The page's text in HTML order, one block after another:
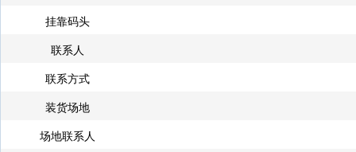
挂靠码头
联系人
联系方式
装货场地
场地联系人